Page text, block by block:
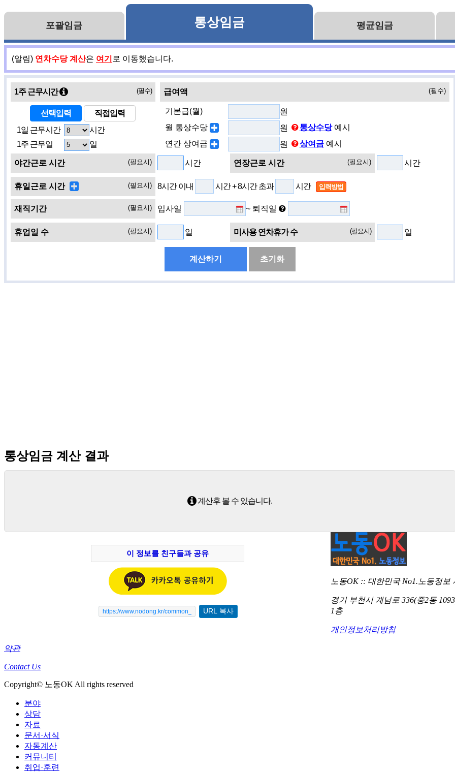
포괄임금 통상임금 평균임금
(알림) 연차수당 계산은 여기 로 이동했습니다.
1주 근무시간 (필수)
선택입력
직접입력
1일 근무시간
시간
1주 근무일
일
급여액 (필수)
기본급(월)
원
월 통상수당
원 통상수당예시
연간 상여금
원 상여금예시
야간근로 시간 (필요시) 시간 연장근로 시간 (필요시) 시간
휴일근로 시간 (필요시) 8시간 이내 시간 + 8시간 초과 시간 입력방법
재직기간 (필요시) 입사일 ~ 퇴직일
휴업일 수 (필요시) 일 미사용 연차휴가 수 (필요시) 일
계산하기 초기화
통상임금 계산 결과
계산후 볼 수 있습니다.
이 정보를 친구들과 공유
노동OK :: 대한민국 No1.노동정보
경기 부천시 계남로 336(중2동
1층
개인정보처리방침
약관
Contact Us
Copyright© 노동OK All rights reserved
분야
상담
자료
문서·서식
자동계산
커뮤니티
취업·훈련